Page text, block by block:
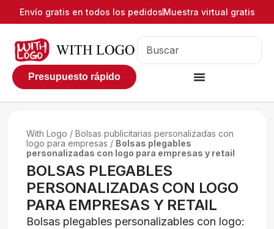
Envío gratis en todos los pedidosMuestra virtual gratis
Presupuesto rápido
With Logo /Bolsas publicitarias personalizadas con
logo para empresas / Bolsas plegables
personalizadas con logo para empresas y retail
BOLSAS PLEGABLES
PERSONALIZADAS CON LOGO
PARA EMPRESAS Y RETAIL
Bolsas plegables personalizables con logo: